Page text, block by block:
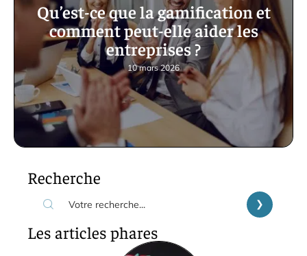
Qu’est-ce que la gamification et
comment peut-elle aider les
entreprises ?
10 mars 2026
Recherche
Les articles phares